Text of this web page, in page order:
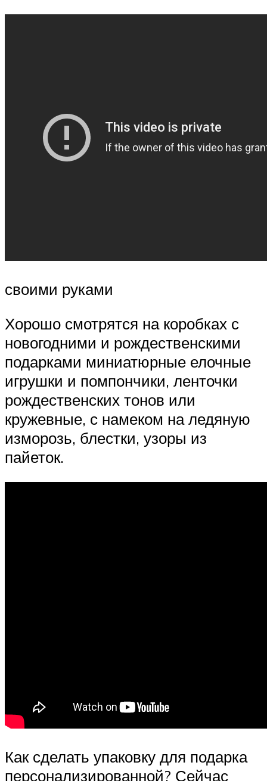
своими руками
Хорошо смотрятся на коробках с
новогодними и рождественскими
подарками миниатюрные елочные
игрушки и помпончики, ленточки
рождественских тонов или
кружевные, с намеком на ледяную
изморозь, блестки, узоры из
пайеток.
Как сделать упаковку для подарка
персонализированной? Сейчас